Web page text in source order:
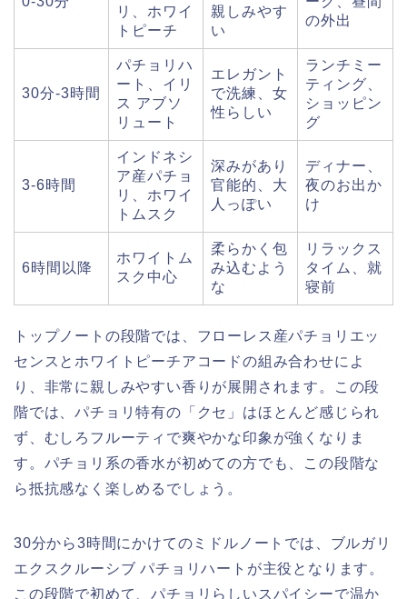
リ、ホワイ
トピーチ
親しみやす
い
の外出
30分-3時間
パチョリハ
ート、イリ
ス アブソ
リュート
エレガント
で洗練、女
性らしい
ランチミー
ティング、
ショッピン
グ
3-6時間
インドネシ
ア産パチョ
リ、ホワイ
トムスク
深みがあり
官能的、大
人っぽい
ディナー、
夜のお出か
け
6時間以降
ホワイトム
スク中心
柔らかく包
み込むよう
な
リラックス
タイム、就
寝前
トップノートの段階では、フローレス産パチョリエッ
センスとホワイトピーチアコードの組み合わせによ
り、非常に親しみやすい香りが展開されます。この段
階では、パチョリ特有の「クセ」はほとんど感じられ
ず、むしろフルーティで爽やかな印象が強くなりま
す。パチョリ系の香水が初めての方でも、この段階な
ら抵抗感なく楽しめるでしょう。
30分から3時間にかけてのミドルノートでは、ブルガリ
エクスクルーシブ パチョリハートが主役となります。
この段階で初めて、パチョリらしいスパイシーで温か